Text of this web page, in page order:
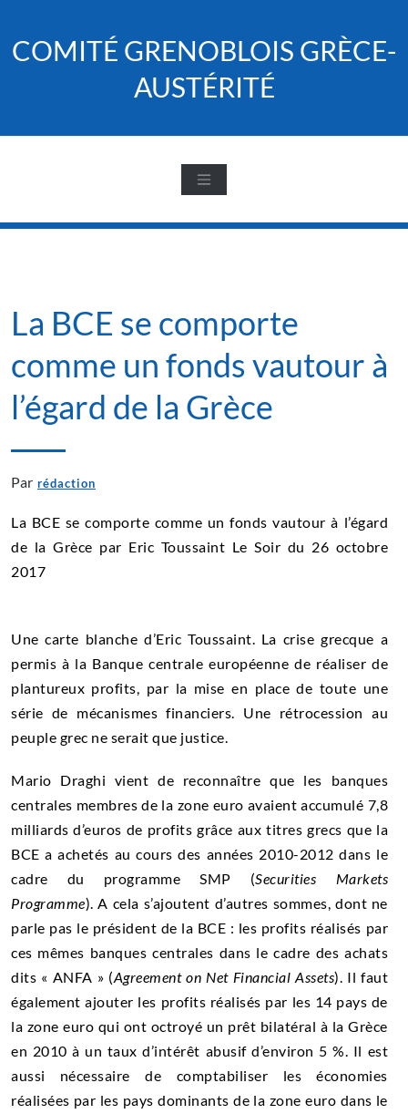
content
COMITÉ GRENOBLOIS GRÈCE-
AUSTÉRITÉ
La BCE se comporte
comme un fonds vautour à
l’égard de la Grèce
Par rédaction
La BCE se comporte comme un fonds vautour à l’égard
de la Grèce par Eric Toussaint Le Soir du 26 octobre
2017
Une carte blanche d’Eric Toussaint. La crise grecque a
permis à la Banque centrale européenne de réaliser de
plantureux profits, par la mise en place de toute une
série de mécanismes financiers. Une rétrocession au
peuple grec ne serait que justice.
Mario Draghi vient de reconnaître que les banques
centrales membres de la zone euro avaient accumulé 7,8
milliards d’euros de profits grâce aux titres grecs que la
BCE a achetés au cours des années 2010-2012 dans le
cadre du programme SMP (Securities Markets
Programme). A cela s’ajoutent d’autres sommes, dont ne
parle pas le président de la BCE : les profits réalisés par
ces mêmes banques centrales dans le cadre des achats
dits « ANFA » (Agreement on Net Financial Assets). Il faut
également ajouter les profits réalisés par les 14 pays de
la zone euro qui ont octroyé un prêt bilatéral à la Grèce
en 2010 à un taux d’intérêt abusif d’environ 5 %. Il est
aussi nécessaire de comptabiliser les économies
réalisées par les pays dominants de la zone euro dans le